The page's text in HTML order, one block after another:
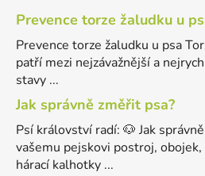
Prevence torze žaludku u
Prevence torze žaludku u psa
patří mezi nejzávažnější a
stavy ...
Jak správně změřit psa?
Psí království radí: 🐶 Jak
vašemu pejskovi postroj,
hárací kalhotky ...